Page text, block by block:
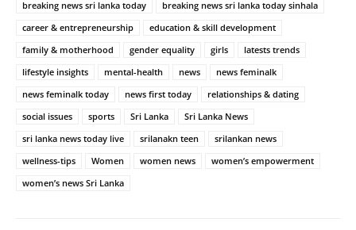
breaking news sri lanka today
breaking news sri lanka today sinhala
career & entrepreneurship
education & skill development
family & motherhood
gender equality girls
latests trends
lifestyle insights
mental-health news
news feminalk
news feminalk today
news first today
relationships & dating
social issues
sports Sri Lanka
Sri Lanka News
sri lanka news today live
srilanakn teen
srilankan news
wellness-tips
Women women news
women’s empowerment
women’s news Sri Lanka